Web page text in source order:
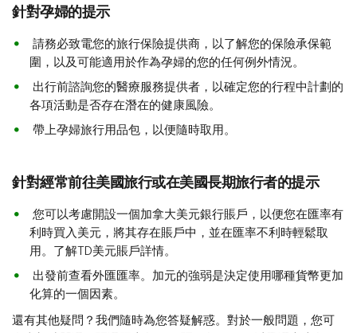
針對孕婦的提示
請務必致電您的旅行保險提供商，以了解您的保險承保範
圍，以及可能適用於作為孕婦的您的任何例外情況。
出行前諮詢您的醫療服務提供者，以確定您的行程中計劃的
各項活動是否存在潛在的健康風險。
帶上孕婦旅行用品包，以便隨時取用。
針對經常前往美國旅行或在美國長期旅行者的提示
您可以考慮開設一個加拿大美元銀行賬戶，以便您在匯率有
利時買入美元，將其存在賬戶中，並在匯率不利時輕鬆取
用。了解TD美元賬戶詳情。
出發前查看外匯匯率。加元的強弱是決定使用哪種貨幣更加
化算的一個因素。
還有其他疑問？我們隨時為您答疑解惑。對於一般問題，您可